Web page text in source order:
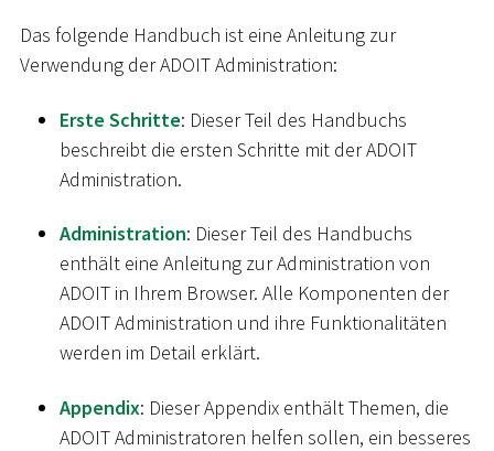
Das folgende Handbuch ist eine Anleitung zur
Verwendung der ADOIT Administration:
Erste Schritte: Dieser Teil des Handbuchs
beschreibt die ersten Schritte mit der ADOIT
Administration.
Administration: Dieser Teil des Handbuchs
enthält eine Anleitung zur Administration von
ADOIT in Ihrem Browser. Alle Komponenten der
ADOIT Administration und ihre Funktionalitäten
werden im Detail erklärt.
Appendix: Dieser Appendix enthält Themen, die
ADOIT Administratoren helfen sollen, ein besseres